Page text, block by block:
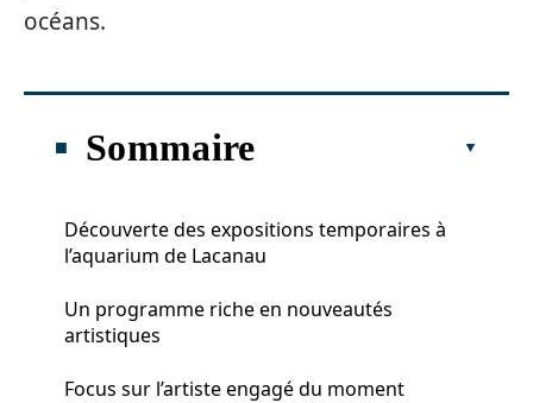
océans.
Sommaire
Découverte des expositions temporaires à
l’aquarium de Lacanau
Un programme riche en nouveautés
artistiques
Focus sur l’artiste engagé du moment